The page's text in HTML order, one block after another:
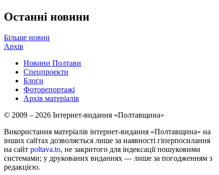
Останні новини
Більше новин
Архів
Новини Полтави
Спецпроекти
Блоги
Фоторепортажі
Архів матеріалів
© 2009 – 2026 Інтернет-видання «Полтавщина»
Використання матеріалів інтернет-видання «Полтавщина» на
інших сайтах дозволяється лише за наявності гіперпосилання
на сайт poltava.to, не закритого для індексації пошуковими
системами; у друкованих виданнях — лише за погодженням з
редакцією.